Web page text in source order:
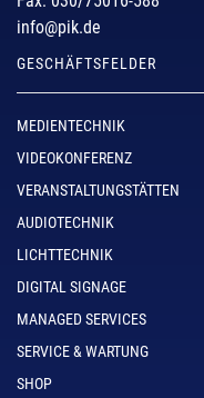
info@pik.de
GESCHÄFTSFELDER
MEDIENTECHNIK
VIDEOKONFERENZ
VERANSTALTUNGSTÄTTEN
AUDIOTECHNIK
LICHTTECHNIK
DIGITAL SIGNAGE
MANAGED SERVICES
SERVICE & WARTUNG
SHOP